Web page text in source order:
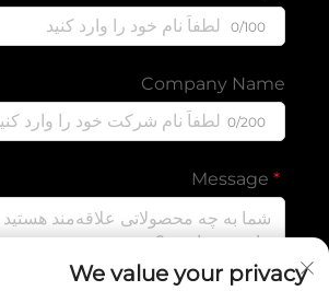
0/100
Company Name
0/200
We value your privacy